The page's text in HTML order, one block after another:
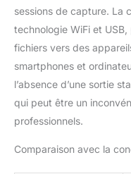
sessions de capture. La
technologie WiFi et
fichiers vers des
smartphones et
l’absence d’une sortie
qui peut être un
professionnels.
Comparaison avec la